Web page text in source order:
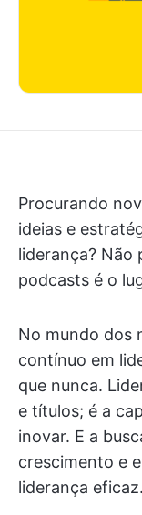
Procurando
ideias e
liderança? Não
podcasts é o
No mundo dos
contínuo em
que nunca.
e títulos; é a
inovar. E a
crescimento e
liderança eficaz.